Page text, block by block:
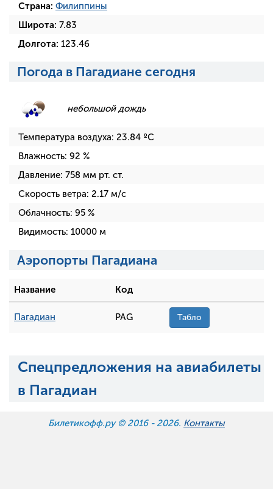
Страна: Филиппины
Широта: 7.83
Долгота: 123.46
Погода в Пагадиане сегодня
небольшой дождь
Температура воздуха: 23.84 ºC
Влажность: 92 %
Давление: 758 мм рт. ст.
Скорость ветра: 2.17 м/с
Облачность: 95 %
Видимость: 10000 м
Аэропорты Пагадиана
Название Код
Пагадиан PAG Табло
Спецпредложения на авиабилеты
в Пагадиан
Билетикофф.ру © 2016 - 2026. Контакты